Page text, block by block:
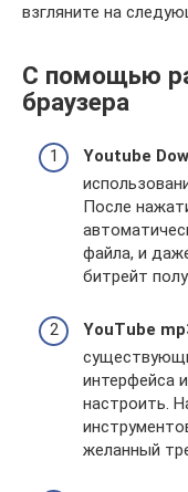
взгляните на
С помощью
браузера
Youtube
После
файла, и
битрейт
YouTube
интерфейса
настроить.
желанный